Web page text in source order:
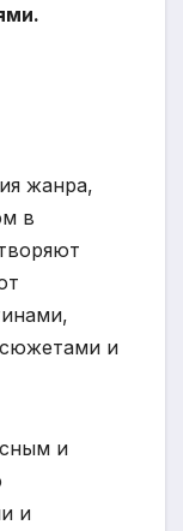
жанра,
в
и
и
и